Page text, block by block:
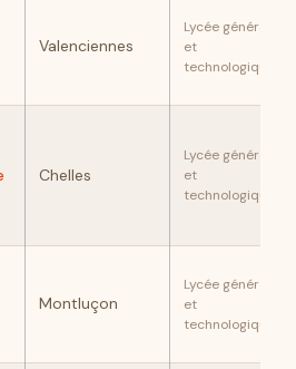
Valenciennes
Lycée général
et
technologique
Chelles
Lycée général
et
technologique
Montluçon
Lycée général
et
technologique